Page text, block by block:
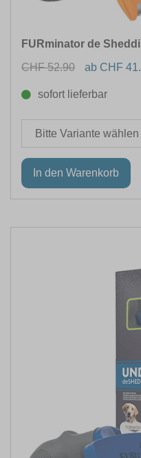
FURminator de
CHF 52.90
ab CHF
sofort lieferbar